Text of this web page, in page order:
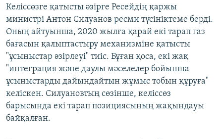
Келіссөзге қатысты әзірге Ресейдің қаржы
министрі Антон Силуанов ресми түсініктеме берді.
Оның айтуынша, 2020 жылға қарай екі тарап газ
бағасын қалыптастыру механизміне қатысты
"ұсыныстар әзірлеуі" тиіс. Бұған қоса, екі жақ
"интеграция және даулы мәселелер бойынша
ұсыныстарды дайындайтын жұмыс тобын құруға"
келіскен. Силуановтың сөзінше, келіссөз
барысында екі тарап позициясының жақындауы
байқалған.